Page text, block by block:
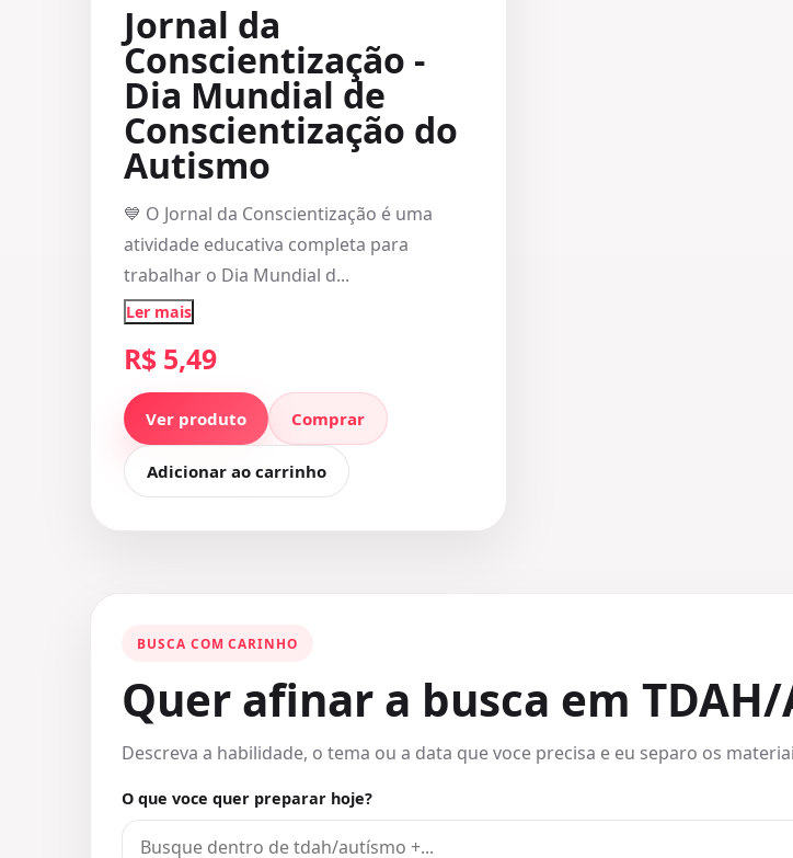
Jornal da
Conscientização -
Dia Mundial de
Conscientização do
Autismo
💙 O Jornal da Conscientização é uma
atividade educativa completa para
trabalhar o Dia Mundial d...
Ler mais
R$ 5,49
Ver produto Comprar
Adicionar ao carrinho
BUSCA COM CARINHO
Quer afinar a busca em
Descreva a habilidade, o tema ou a data que voce precisa e eu separo os
O que voce quer preparar hoje?